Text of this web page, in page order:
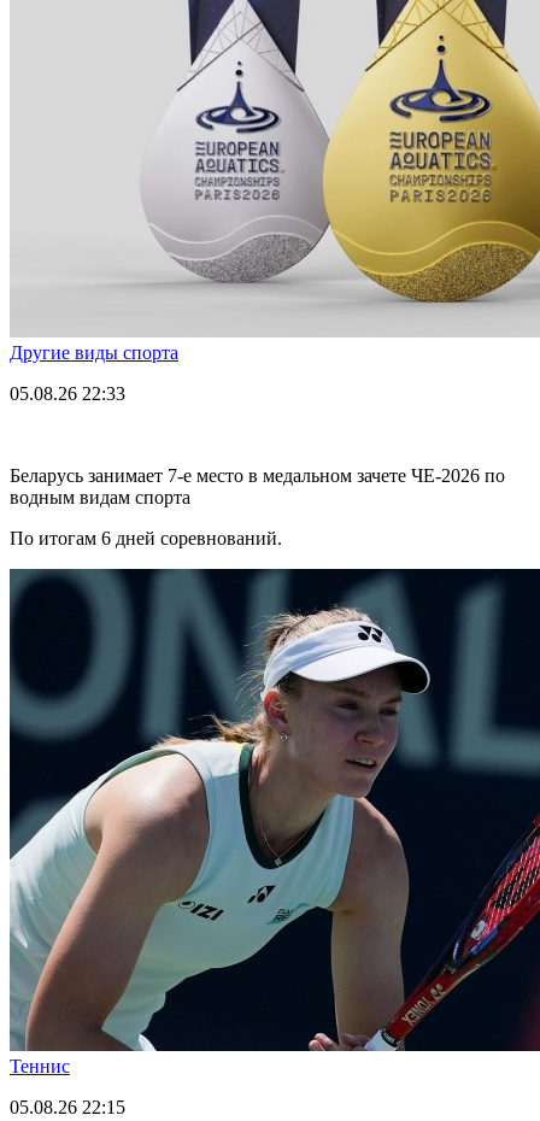
Другие виды спорта
05.08.26 22:33
Беларусь занимает 7-е место в медальном зачете ЧЕ-2026 по
водным видам спорта
По итогам 6 дней соревнований.
Теннис
05.08.26 22:15